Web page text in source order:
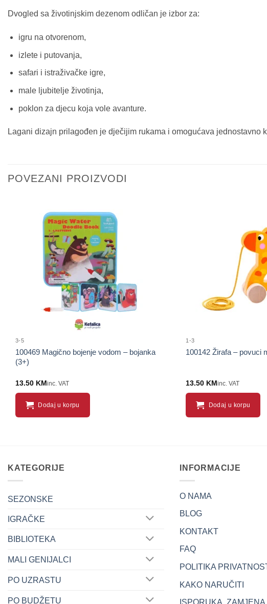
Dvogled sa životinjskim dezenom odličan je izbor za:
igru na otvorenom,
izlete i putovanja,
safari i istraživačke igre,
male ljubitelje životinja,
poklon za djecu koja vole avanture.
Lagani dizajn prilagođen je dječijim rukama i omogućava jednostavno
POVEZANI PROIZVODI
3-5
100469 Magično bojenje vodom – bojanka
(3+)
13.50 KMinc. VAT
Dodaj u korpu
1-3
100142 Žirafa – povuci
13.50 KMinc. VAT
Dodaj u korpu
KATEGORIJE
SEZONSKE
IGRAČKE
BIBLIOTEKA
MALI GENIJALCI
PO UZRASTU
PO BUDŽETU
INFORMACIJE
O NAMA
BLOG
KONTAKT
FAQ
POLITIKA
KAKO NARUČITI